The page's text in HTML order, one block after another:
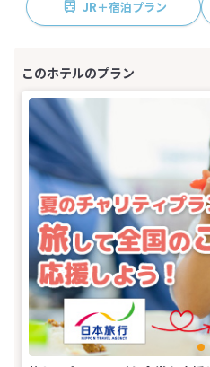
JR＋宿泊プラン